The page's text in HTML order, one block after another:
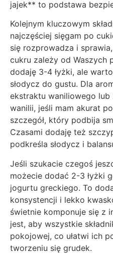
jajek** to podstawa
Kolejnym kluczowym
najczęściej sięgam po
się rozprowadza i
cukru zależy od Waszych
dodaję 3-4 łyżki, ale
słodycz do gustu. Dla
ekstraktu waniliowego lub
wanilii, jeśli mam akurat
szczegół, który podbija
Czasami dodaję też
podkreśla słodycz i
Jeśli szukacie czegoś
możecie dodać 2-3 łyżki
jogurtu greckiego. To
konsystencji i lekko
świetnie komponuje się z
jest, aby wszystkie
pokojowej, co ułatwi ich
tworzeniu się grudek.